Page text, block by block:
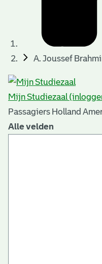
A. Joussef
Mijn Studiezaal
Passagiers Holland
Alle velden